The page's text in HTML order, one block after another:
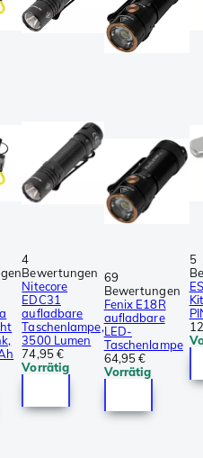
4
Bewertungen
Nitecore
EDC31
aufladbare
Taschenlampe,
3500 Lumen
74,95 €
Vorrätig
69
Bewertungen
Fenix E18R
aufladbare
LED-
Taschenlampe
64,95 €
Vorrätig
5